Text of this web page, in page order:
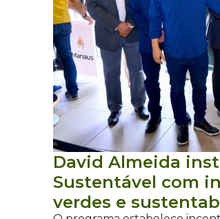
David Almeida
Sustentável com
verdes e